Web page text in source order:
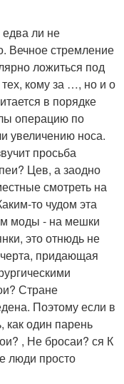
едва ли не
Вечное стремление
ложиться под
кому за …, но и о
в порядке
операцию по
увеличению носа.
просьба
Цев, а заодно
смотреть на
то чудом эта
моды - на мешки
это отнюдь не
придающая
Стране
Поэтому если в
один парень
, Не бросаи? ся К
люди просто